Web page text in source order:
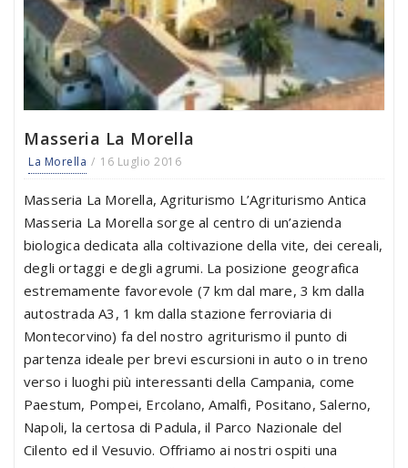
Masseria La Morella
La Morella 16 Luglio 2016
Masseria La Morella, Agriturismo L’Agriturismo Antica
Masseria La Morella sorge al centro di un’azienda
biologica dedicata alla coltivazione della vite, dei cereali,
degli ortaggi e degli agrumi. La posizione geografica
estremamente favorevole (7 km dal mare, 3 km dalla
autostrada A3, 1 km dalla stazione ferroviaria di
Montecorvino) fa del nostro agriturismo il punto di
partenza ideale per brevi escursioni in auto o in treno
verso i luoghi più interessanti della Campania, come
Paestum, Pompei, Ercolano, Amalfi, Positano, Salerno,
Napoli, la certosa di Padula, il Parco Nazionale del
Cilento ed il Vesuvio. Offriamo ai nostri ospiti una